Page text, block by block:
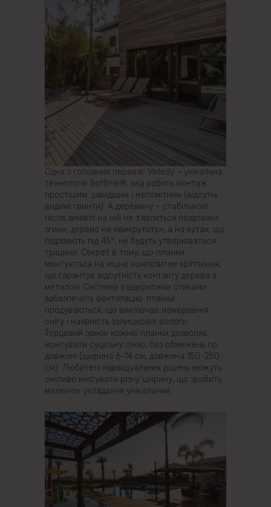
Одна з головних переваг Vetedy – унікальна
технологія Softline®, яка робить монтаж
простішим, швидшим і непомітним (відсутні
видимі гвинти). А деревину – стабільною:
після зимівлі на ній не з’являться поздовжні
згини, дерево не «викрутить», а на кутах, що
підрізають під 45°, не будуть утворюватися
тріщини. Секрет в тому, що планки
монтуються на міцне композитне кріплення,
що гарантує відсутність контакту дерева з
металом. Система з відкритими стиками
забезпечить вентиляцію: планки
продуваються, що виключає намерзання
снігу і наявність залишкової вологи.
Торцевий замок кожної планки дозволяє
монтувати суцільну лінію, без обмежень по
довжині (ширина 6–14 см, довжина 150–250
см). Любителі індивідуальних рішень можуть
сміливо міксувати різну ширину, що зробить
малюнок укладання унікальним.